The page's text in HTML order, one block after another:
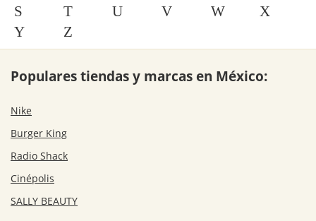
S
T U V W
X
Y
Z
Populares tiendas y marcas en México:
Nike
Burger King
Radio Shack
Cinépolis
SALLY BEAUTY